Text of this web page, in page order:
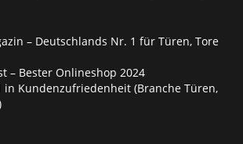
– Deutschlands Nr. 1 für Türen, Tore
– Bester Onlineshop 2024
in Kundenzufriedenheit (Branche Türen,